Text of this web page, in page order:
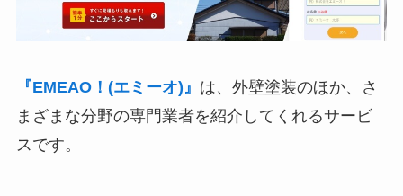
『EMEAO！(エミーオ)』 は、外壁塗装のほか、さ
まざまな分野の専門業者を紹介してくれるサービ
スです。